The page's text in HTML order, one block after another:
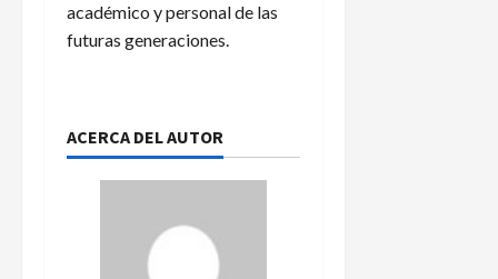
académico y personal de las
futuras generaciones.
ACERCA DEL AUTOR